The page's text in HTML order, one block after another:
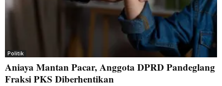
Politik
Aniaya Mantan Pacar, Anggota DPRD Pandeglang
Fraksi PKS Diberhentikan